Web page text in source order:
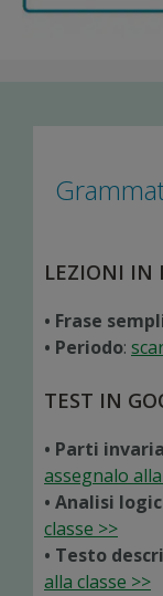
LEZIONI IN
• Frase
• Periodo:
TEST IN
• Parti
assegnalo
• Analisi
classe >>
• Testo
alla classe >>